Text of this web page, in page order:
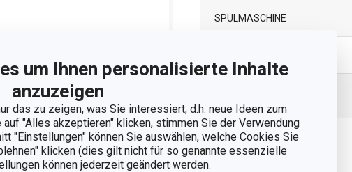
um Ihnen personalisierte Inhalte
anzuzeigen
das zu zeigen, was Sie interessiert, d.h. neue Ideen zum
auf "Alles akzeptieren" klicken, stimmen Sie der Verwendung
"Einstellungen" können Sie auswählen, welche Cookies Sie
klicken (dies gilt nicht für so genannte essenzielle
können jederzeit geändert werden.
SPÜLMASCHINE
Verpackung